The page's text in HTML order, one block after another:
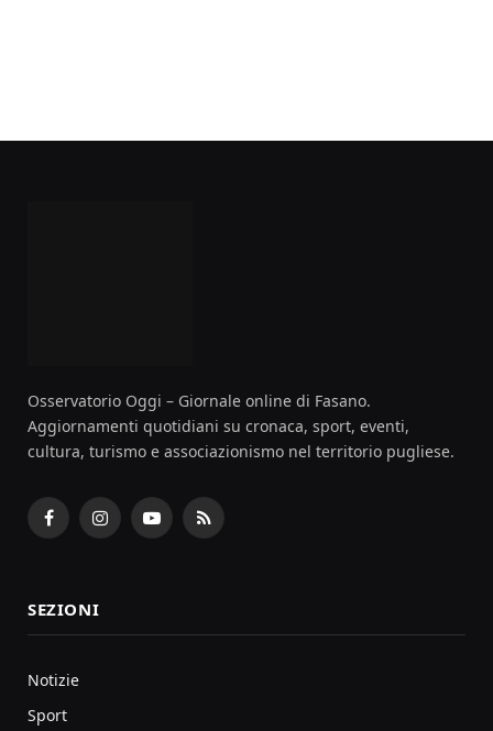
Osservatorio Oggi – Giornale online di Fasano.
Aggiornamenti quotidiani su cronaca, sport, eventi,
cultura, turismo e associazionismo nel territorio pugliese.
FacebookInstagramYouTubeRSS
SEZIONI
Notizie
Sport